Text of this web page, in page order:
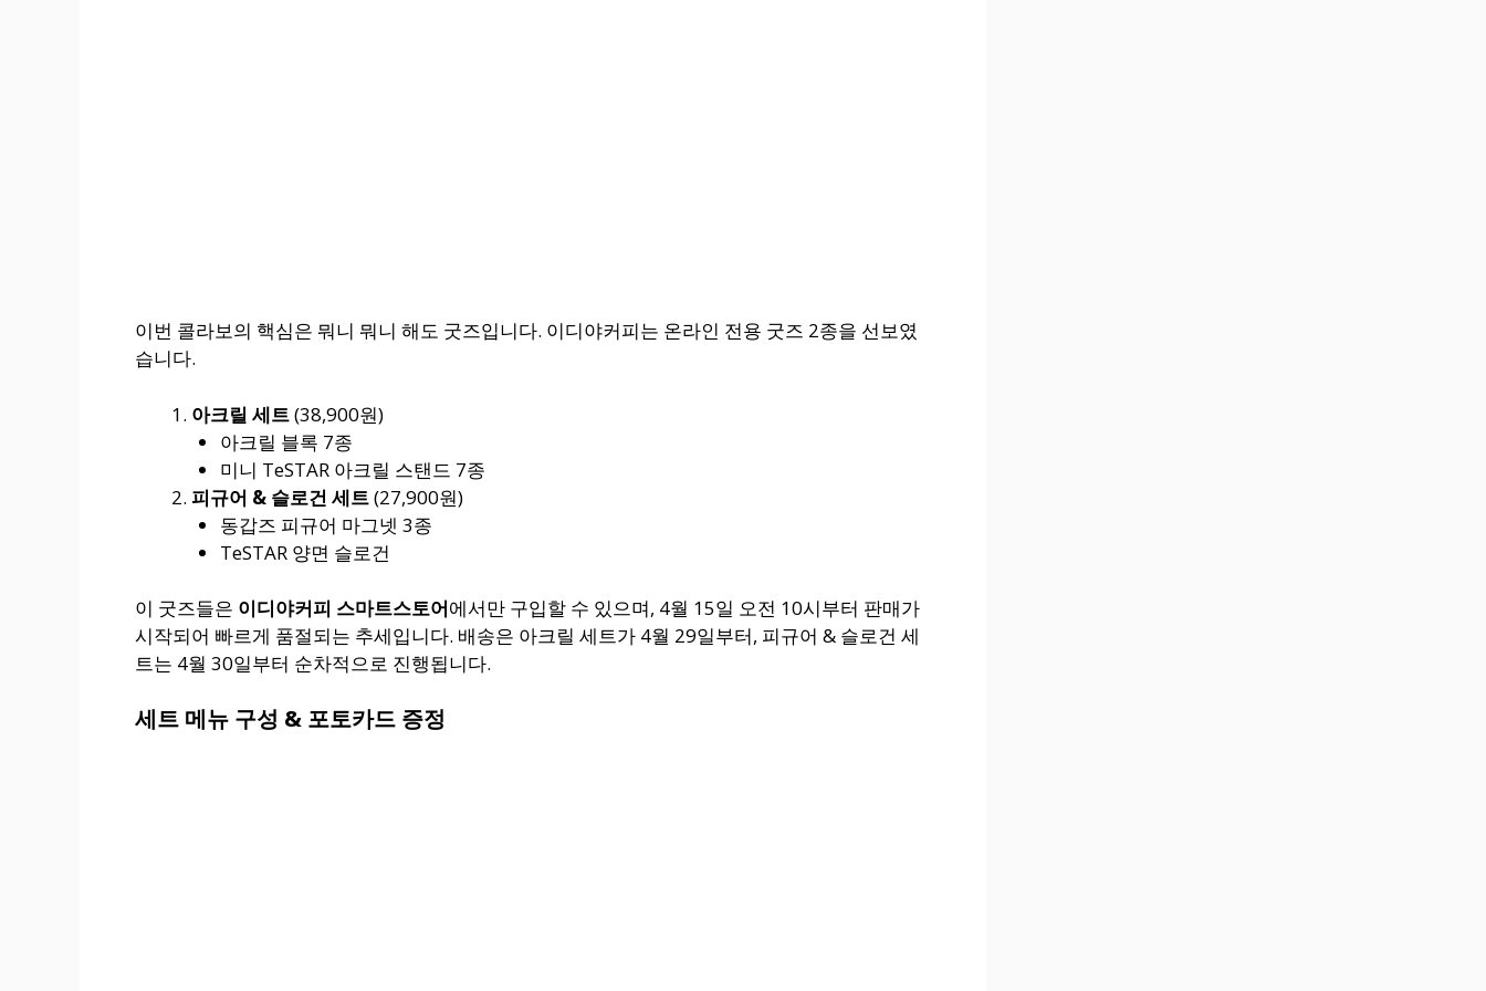
이번 콜라보의 핵심은 뭐니 뭐니 해도 굿즈입니다. 이디야커피는 온라인 전용 굿즈 2종을 선보였
습니다.
아크릴 세트(38,900원)
아크릴 블록 7종
미니 TeSTAR 아크릴 스탠드 7종
피규어 & 슬로건 세트(27,900원)
동갑즈 피규어 마그넷 3종
TeSTAR 양면 슬로건
이 굿즈들은 이디야커피 스마트스토어에서만 구입할 수 있으며, 4월 15일 오전 10시부터 판매가
시작되어 빠르게 품절되는 추세입니다. 배송은 아크릴 세트가 4월 29일부터, 피규어 & 슬로건 세
트는 4월 30일부터 순차적으로 진행됩니다.
세트 메뉴 구성 & 포토카드 증정